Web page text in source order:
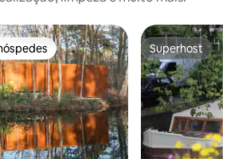
preferidos dos hóspedes Superhost
Superhost